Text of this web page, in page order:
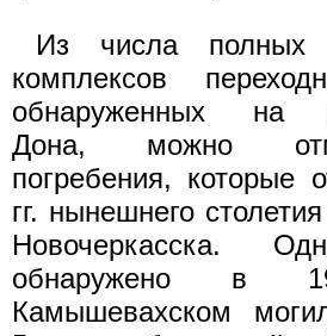
Из числа полных
комплексов
обнаруженных на
Дона, можно
погребения, которые
гг. нынешнего
Новочеркасска.
обнаружено в
Камышевахском